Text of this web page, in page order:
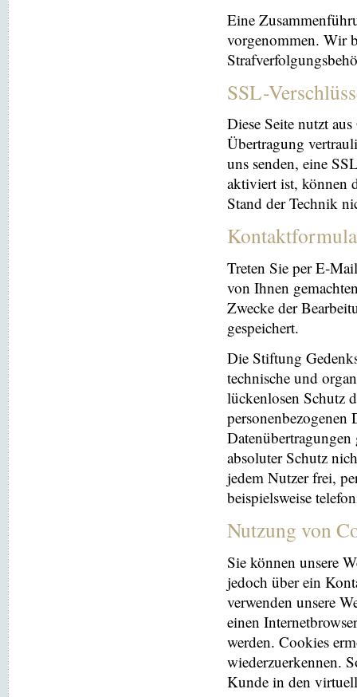
Eine
vorgenommen. Wir
SSL-
Diese Seite nutzt
Übertragung
uns senden, eine
aktiviert ist, können
Stand der Technik
Treten Sie per E-
von Ihnen
Zwecke der
gespeichert.
Die Stiftung
technische und
lückenlosen Schutz
personenbezogenen
absoluter Schutz
jedem Nutzer frei,
beispielsweise
Nutzung von
Sie können unsere
jedoch über ein
verwenden unsere
einen
werden. Cookies
wiederzuerkennen.
Kunde in den